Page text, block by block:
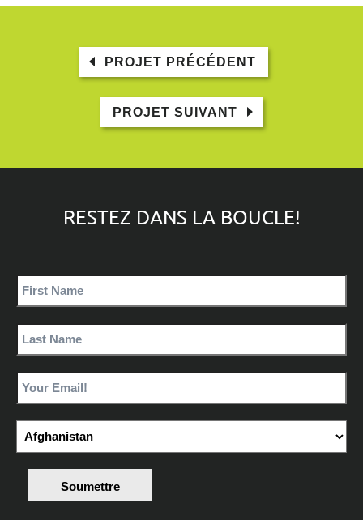
PROJET PRÉCÉDENT
PROJET SUIVANT
RESTEZ DANS LA BOUCLE!
Soumettre